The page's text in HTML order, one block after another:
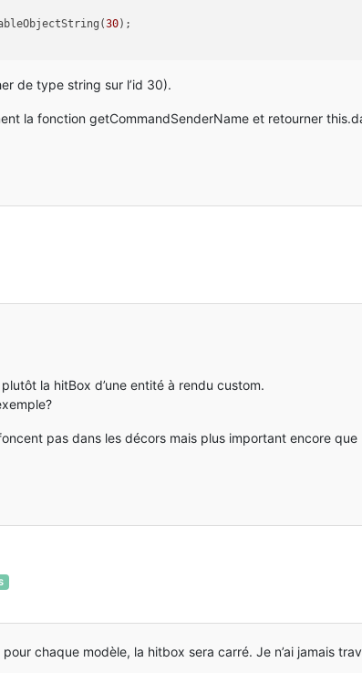
30);
de type string sur l’id 30).
la fonction getCommandSenderName et retourner
la hitBox d’une entité à rendu custom.
pas dans les décors mais plus important encore
chaque modèle, la hitbox sera carré. Je n’ai jamais